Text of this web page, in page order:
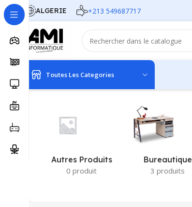
ALGERIE +213 549687717
Toutes Les Categories
Autres Produits
0 produit
Bureautique
3 produits